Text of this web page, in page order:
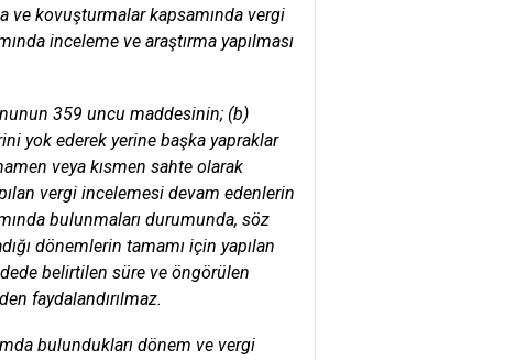
ve kovuşturmalar kapsamında vergi
inceleme ve araştırma yapılması
359 uncu maddesinin; (b)
yok ederek yerine başka yapraklar
veya kısmen sahte olarak
vergi incelemesi devam edenlerin
bulunmaları durumunda, söz
dönemlerin tamamı için yapılan
belirtilen süre ve öngörülen
faydalandırılmaz.
bulundukları dönem ve vergi